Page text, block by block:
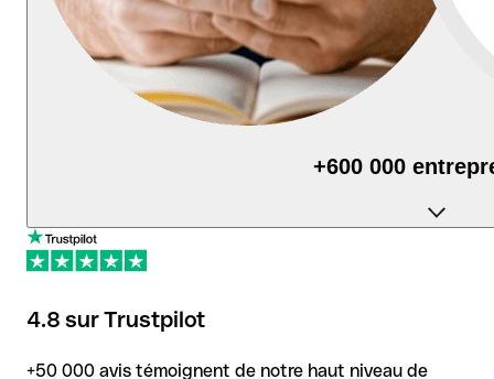
+600 000
utilisent Qonto au quotidien pour piloter leur activité.
4.8 sur Trustpilot
+50 000 avis témoignent de notre haut niveau de